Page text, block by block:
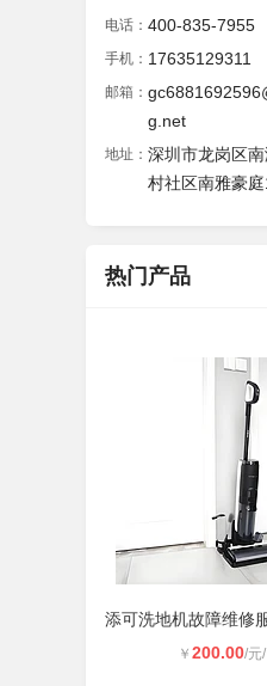
电话： 400-835-7955
手机： 17635129311
邮箱：
g.net
地址： 深圳市龙岗区
村社区南雅豪庭
热门产品
￥ 200.00/元